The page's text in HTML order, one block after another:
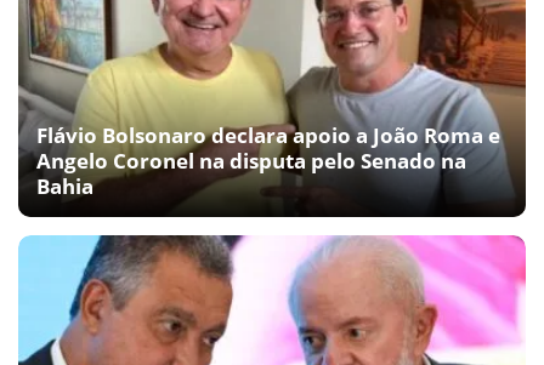
Flávio Bolsonaro declara apoio a João Roma e
Angelo Coronel na disputa pelo Senado na
Bahia